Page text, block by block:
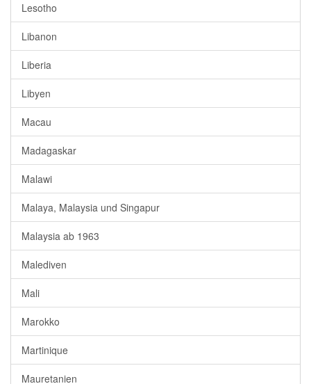
Lesotho
Libanon
Liberia
Libyen
Macau
Madagaskar
Malawi
Malaya, Malaysia und Singapur
Malaysia ab 1963
Malediven
Mali
Marokko
Martinique
Mauretanien